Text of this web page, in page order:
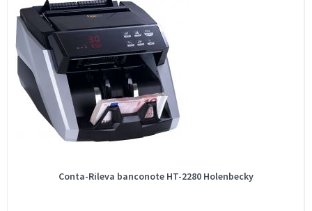
Conta-Rileva banconote HT-2280 Holenbecky